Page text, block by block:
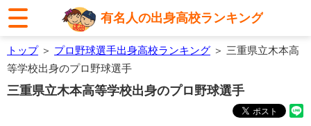
有名人の出身高校ランキング
トップ＞ プロ野球選手出身高校ランキング ＞ 三重県立木本高
等学校出身のプロ野球選手
三重県立木本高等学校出身のプロ野球選手